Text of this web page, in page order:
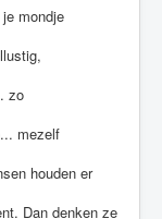
mondje
zo
mezelf
houden er
Dan denken ze